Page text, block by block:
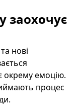
заохочує
нові
окрему емоцію.
процес